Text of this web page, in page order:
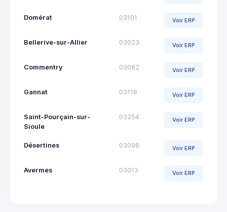
Domérat 03101 Voir ERP
Bellerive-sur-Allier 03023 Voir ERP
Commentry 03082 Voir ERP
Gannat 03118 Voir ERP
Saint-Pourçain-sur-
Sioule
03254 Voir ERP
Désertines 03098 Voir ERP
Avermes 03013 Voir ERP